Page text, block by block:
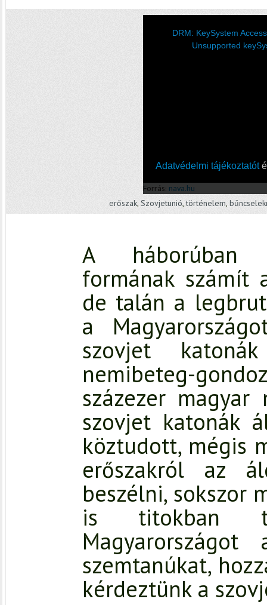
erőszak, Szovjetunió,történelem,
A háborúban
formának számít
de talán a
a
szovjet
nemibeteg-
százezer magyar
szovjet katonák
köztudott, mégis
erőszakról az
beszélni, sokszor
is titokban
szemtanúkat,
kérdeztünk a